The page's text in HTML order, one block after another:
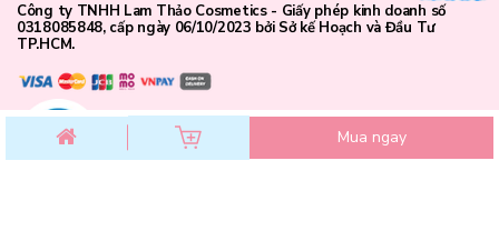
Mua ngay
Công ty TNHH Lam Thảo Cosmetics - Giấy phép kinh doanh số
0318085848, cấp ngày 06/10/2023 bởi Sở kế Hoạch và Đầu Tư
TP.HCM.